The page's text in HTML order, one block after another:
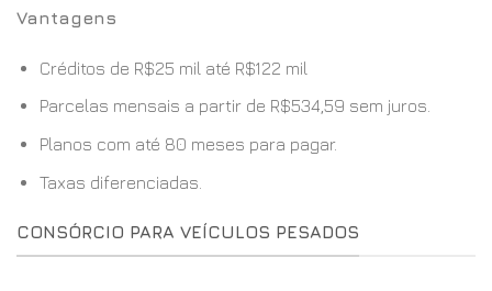
Vantagens
Créditos de R$25 mil até R$122 mil
Parcelas mensais a partir de R$534,59 sem juros.
Planos com até 80 meses para pagar.
Taxas diferenciadas.
CONSÓRCIO PARA VEÍCULOS PESADOS